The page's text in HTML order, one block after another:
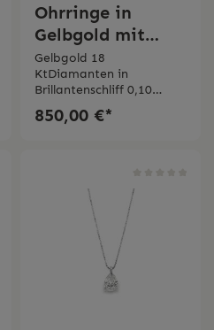
Ohrringe in
Gelbgold mit
Süßwasser Perle
und Diamant
Gelbgold 18
KtDiamanten in
Brillantenschliff 0,10
ct Süßwasser Perle
850,00 €*